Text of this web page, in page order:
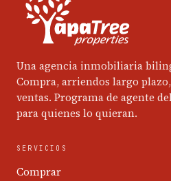
Una agencia inmobiliaria
Compra, arriendos largo
ventas. Programa de agente
para quienes lo quieran.
SERVICIOS
Comprar